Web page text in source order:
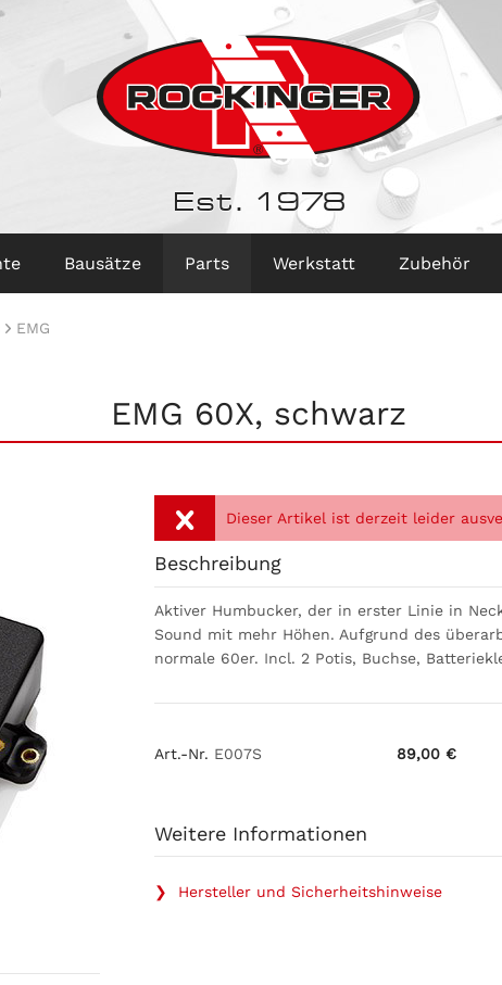
Est. 1978
Bausätze Parts Werkstatt Zubehör
EMG
EMG 60X, schwarz
Dieser Artikel ist derzeit leider
Art.-Nr. E007S 89,00 €
Beschreibung
Aktiver Humbucker, der in erster Linie in
Sound mit mehr Höhen. Aufgrund des
normale 60er. Incl. 2 Potis, Buchse,
Weitere Informationen
❯ Hersteller und Sicherheitshinweise